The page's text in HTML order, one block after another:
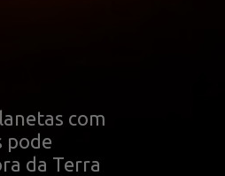
com
pode
da Terra